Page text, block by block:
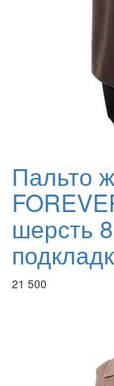
Пальто
шерсть
21 500